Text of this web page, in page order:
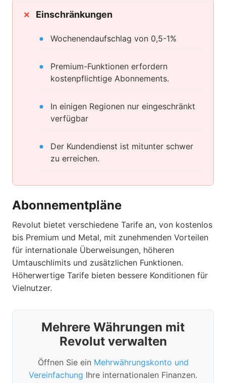
Einschränkungen
Wochenendaufschlag von 0,5-1%
Premium-Funktionen erfordern
kostenpflichtige Abonnements.
In einigen Regionen nur eingeschränkt
verfügbar
Der Kundendienst ist mitunter schwer
zu erreichen.
Abonnementpläne
Revolut bietet verschiedene Tarife an, von kostenlos
bis Premium und Metal, mit zunehmenden Vorteilen
für internationale Überweisungen, höheren
Umtauschlimits und zusätzlichen Funktionen.
Höherwertige Tarife bieten bessere Konditionen für
Vielnutzer.
Mehrere Währungen mit
Revolut verwalten
Öffnen Sie ein Mehrwährungskonto und
Vereinfachung Ihre internationalen Finanzen.